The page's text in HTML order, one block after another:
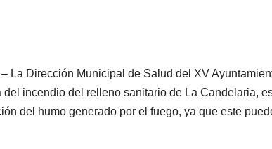
– La Dirección Municipal de Salud del XV
incendio del relleno sanitario de La Candelaria,
del humo generado por el fuego, ya que este